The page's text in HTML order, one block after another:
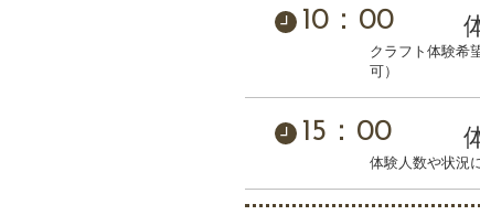
10：00
クラフト体験希
可）
15：00
体験人数や状況